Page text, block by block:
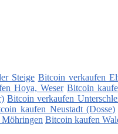
Steige Bitcoin verkaufen
Hoya, Weser Bitcoin
Bitcoin verkaufen
kaufen Neustadt (Dosse)
Bitcoin kaufen